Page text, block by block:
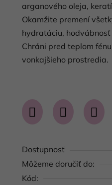
5
hviezdičiek.
arganového oleja,
Okamžite premení
hydratáciu,
Chráni pred teplom
vonkajšieho prostredia.
Dostupnosť
Môžeme doručiť do:
Kód: